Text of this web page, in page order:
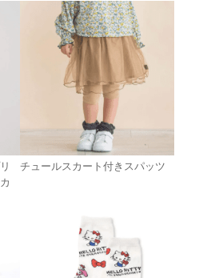
チュールスカート付きスパッツ